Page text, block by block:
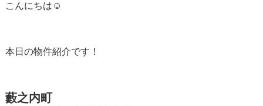
こんにちは☺
本日の物件紹介です！
藪之内町